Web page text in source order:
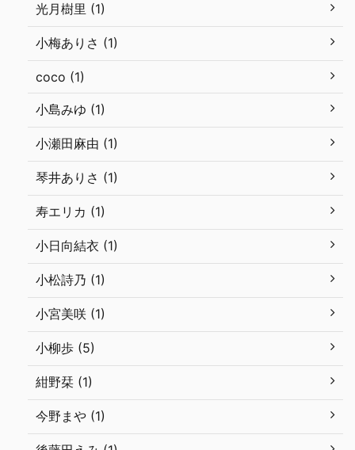
光月樹里 (1)
小梅ありさ (1)
coco (1)
小島みゆ (1)
小瀬田麻由 (1)
琴井ありさ (1)
寿エリカ (1)
小日向結衣 (1)
小松詩乃 (1)
小宮美咲 (1)
小柳歩 (5)
紺野栞 (1)
今野まや (1)